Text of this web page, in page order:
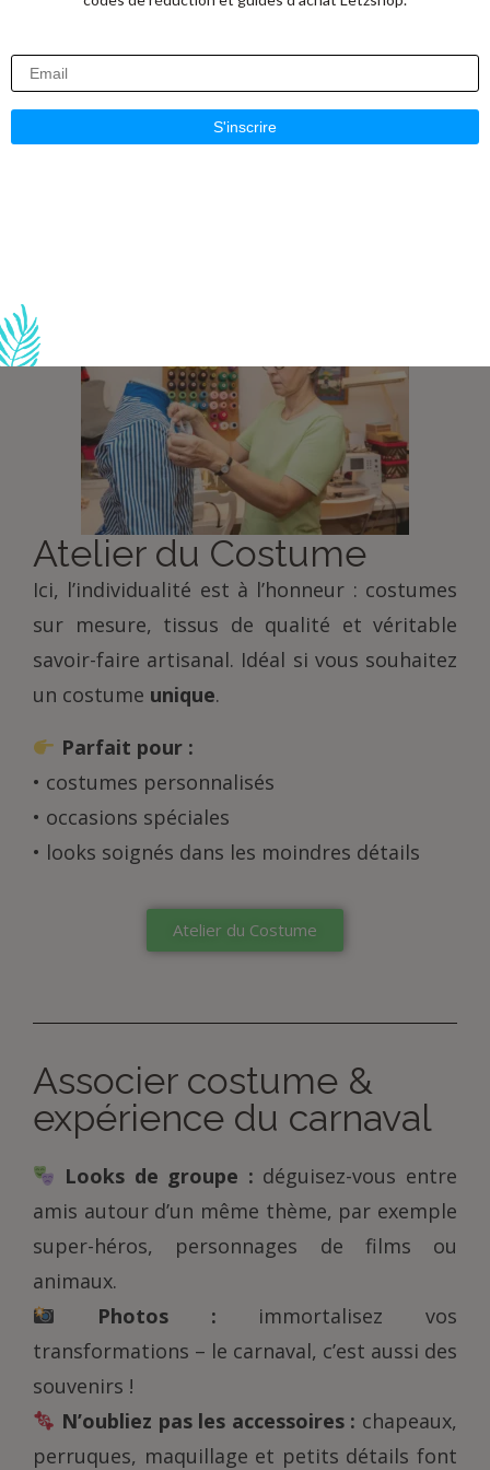
• accessoires originaux
• compléments rapides pour votre tenue
Atelier du Costume
Ici, l’individualité est à l’honneur : costumes
sur mesure, tissus de qualité et véritable
savoir-faire artisanal. Idéal si vous souhaitez
un costume unique.
Parfait pour :
• costumes personnalisés
• occasions spéciales
• looks soignés dans les moindres détails
Atelier du Costume
Associer costume &
expérience du carnaval
Looks de groupe : déguisez-vous entre
amis autour d’un même thème, par exemple
super-héros, personnages de films ou
animaux.
Photos : immortalisez vos
transformations – le carnaval, c’est aussi des
souvenirs !
N’oubliez pas les accessoires : chapeaux,
perruques, maquillage et petits détails font